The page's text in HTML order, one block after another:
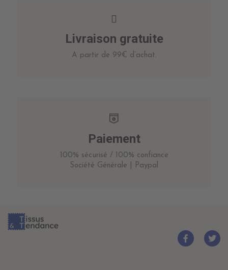
Livraison gratuite
A partir de 99€ d’achat.
Paiement
100% sécurisé / 100% confiance
Société Générale | Paypal